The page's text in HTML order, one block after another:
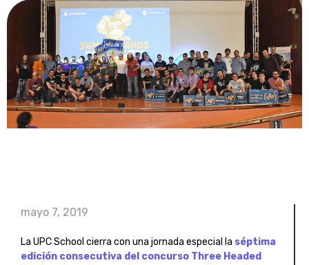
mayo 7, 2019
La UPC School cierra con una jornada especial la séptima
edición consecutiva del concurso Three Headed